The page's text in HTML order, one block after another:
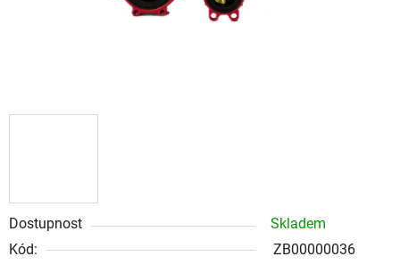
Dostupnost
Skladem
Kód:
ZB00000036